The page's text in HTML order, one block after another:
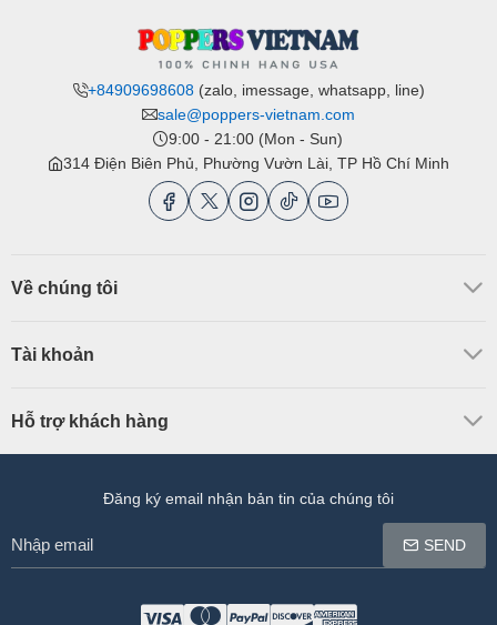
+84909698608(zalo, imessage, whatsapp, line)
sale@poppers-vietnam.com
9:00 - 21:00 (Mon - Sun)
314 Điện Biên Phủ, Phường Vườn Lài, TP Hồ Chí Minh
Về chúng tôi
Tài khoản
Hỗ trợ khách hàng
Đăng ký email nhận bản tin của chúng tôi
email
SEND